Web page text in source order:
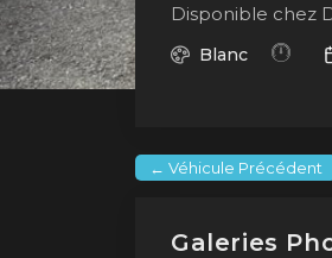
Disponible chez
Blanc
← Véhicule Précédent
Galeries